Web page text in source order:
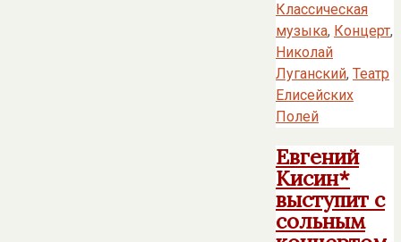
Классическая
музыка, Концерт,
Николай
Луганский, Театр
Елисейских
Полей
Евгений
Кисин*
выступит с
сольным